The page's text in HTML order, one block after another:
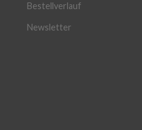
Bestellverlauf
Newsletter